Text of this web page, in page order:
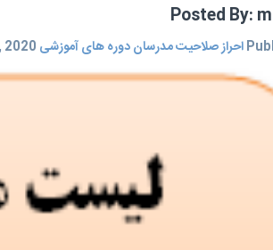
Posted By:
احراز صلاحیت مدرسان دوره های آموزشی